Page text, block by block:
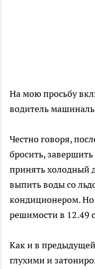
На мою просьбу
водитель
Честно говоря,
бросить,
принять холодный
выпить воды со
кондиционером. Но
решимости в 12.49
Как и в предыдущей
глухими и